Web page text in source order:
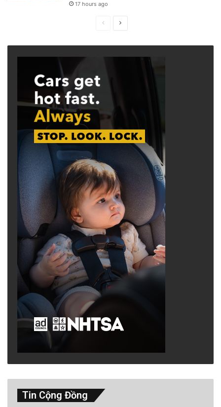
17 hours ago
PreviousNext
Tin Cộng Đồng